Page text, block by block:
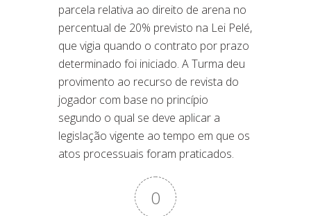
parcela relativa ao direito de arena no
percentual de 20% previsto na Lei Pelé,
que vigia quando o contrato por prazo
determinado foi iniciado. A Turma deu
provimento ao recurso de revista do
jogador com base no princípio
segundo o qual se deve aplicar a
legislação vigente ao tempo em que os
atos processuais foram praticados.
0